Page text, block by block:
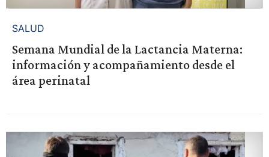
SALUD
Semana Mundial de la Lactancia Materna:
información y acompañamiento desde el
área perinatal